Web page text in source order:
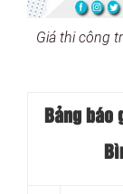
Giá thi công
Bảng báo